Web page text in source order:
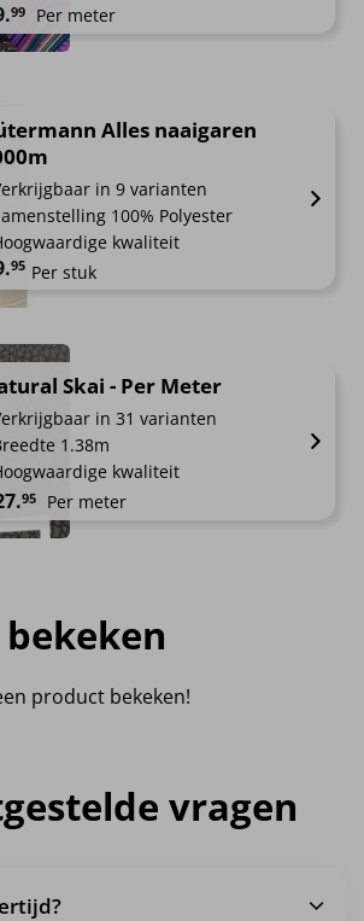
99 Per meter
Alles naaigaren
in 9 varianten
100% Polyester
kwaliteit
95 Per stuk
Skai - Per Meter
in 31 varianten
1.38m
kwaliteit
95 Per meter
product bekeken!
vragen